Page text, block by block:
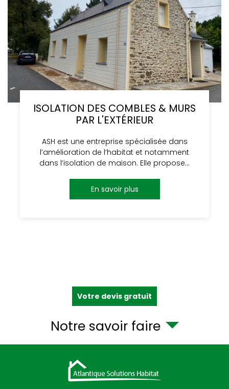
ISOLATION DES COMBLES & MURS
PAR L'EXTÉRIEUR
ASH est une entreprise spécialisée dans
l’amélioration de l’habitat et notamment
dans l’isolation de maison. Elle propose…
En savoir plus
Votre devis gratuit
Notre savoir faire